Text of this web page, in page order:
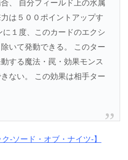
、 自分フィールド上の水属
は５００ポイントアップす
に１度、このカードのエクシ
いて発動できる。 このター
する魔法・罠・効果モンス
ない。 この効果は相手ター
-ソード・オブ・ナイツ-】